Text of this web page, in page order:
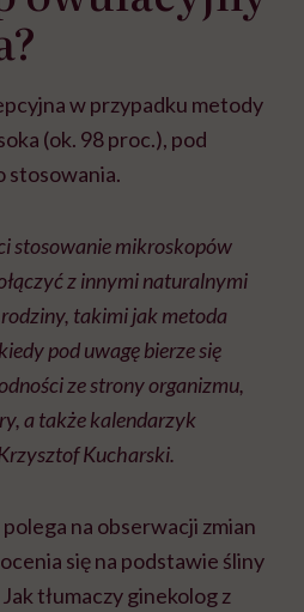
w przypadku metody
(ok. 98 proc.), pod
stosowania.
stosowanie mikroskopów
z innymi naturalnymi
takimi jak metoda
pod uwagę bierze się
ze strony organizmu,
a także kalendarzyk
Kucharski.
na obserwacji zmian
się na podstawie śliny
tłumaczy ginekolog z